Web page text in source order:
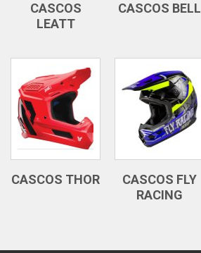
CASCOS
LEATT
CASCOS BELL
CASCOS THOR
CASCOS FLY
RACING